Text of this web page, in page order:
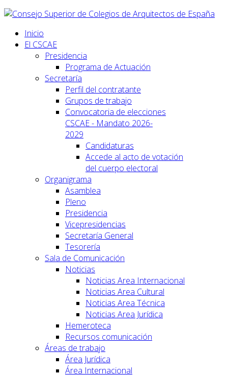
Inicio
El CSCAE
Presidencia
Programa de Actuación
Secretaría
Perfil del contratante
Grupos de trabajo
Convocatoria de elecciones
CSCAE - Mandato 2026-
2029
Candidaturas
Accede al acto de votación
del cuerpo electoral
Organigrama
Asamblea
Pleno
Presidencia
Vicepresidencias
Secretaría General
Tesorería
Sala de Comunicación
Noticias
Noticias Area Internacional
Noticias Area Cultural
Noticias Area Técnica
Noticias Area Jurídica
Hemeroteca
Recursos comunicación
Áreas de trabajo
Área Jurídica
Área Internacional